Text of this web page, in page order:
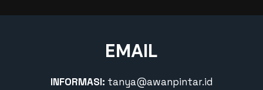
EMAIL
INFORMASI: tanya@awanpintar.id